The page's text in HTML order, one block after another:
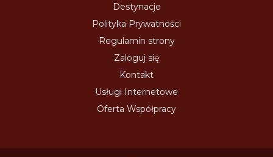
Destynacje
Polityka Prywatności
Regulamin strony
Zaloguj się
Kontakt
Usługi Internetowe
Oferta Współpracy